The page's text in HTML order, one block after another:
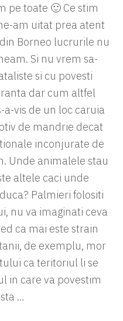
pe toate 🙂 Ce stim
am uitat prea atent
Borneo lucrurile nu
Si nu vrem sa-
si cu povesti
dar cum altfel
vis de un loc caruia
de mandrie decat
inconjurate de
Unde animalele stau
altele caci unde
Palmieri folositi
nu va imaginati ceva
ca mai este strain
de exemplu, mor
ca teritoriul li se
in care va povestim
…